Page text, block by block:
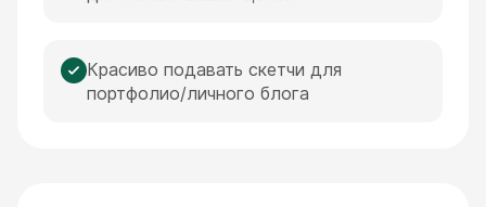
Красиво подавать скетчи для
портфолио/личного блога